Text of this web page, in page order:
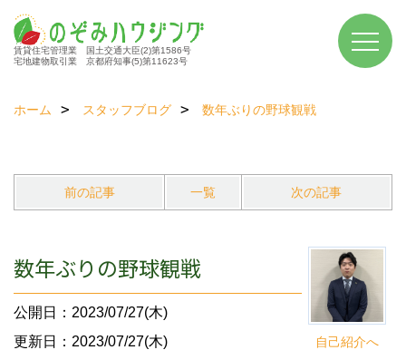
賃貸住宅管理業 国土交通大臣(2)第1586号
宅地建物取引業 京都府知事(5)第11623号
ホーム スタッフブログ 数年ぶりの野球観戦
前の記事 一覧 次の記事
自己紹介へ
数年ぶりの野球観戦
公開日：2023/07/27(木)
更新日：2023/07/27(木)